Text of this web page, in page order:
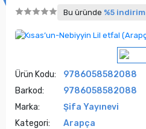
Bu üründe %5 indirim
Ürün Kodu:
9786058582088
Barkod:
9786058582088
Marka:
Şifa Yayınevi
Kategori:
Arapça